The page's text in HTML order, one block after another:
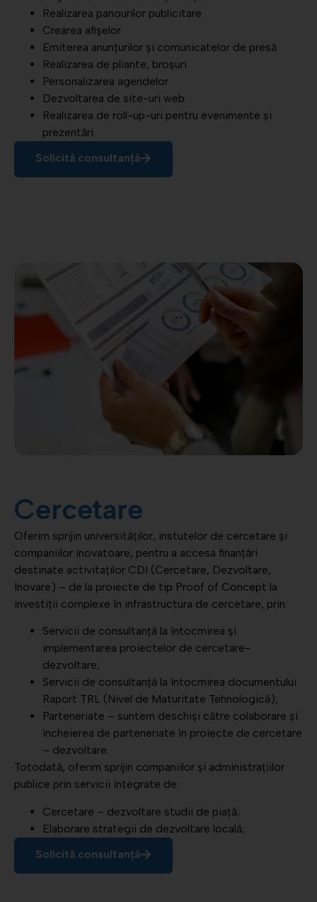
Realizarea panourilor publicitare
Crearea afișelor
Emiterea anunțurilor și comunicatelor de presă
Realizarea de pliante, broșuri
Personalizarea agendelor
Dezvoltarea de site-uri web
Realizarea de roll-up-uri pentru evenimente și
prezentări.
Solicită consultanță
Cercetare
Oferim sprijin universităților, instutelor de cercetare și
companiilor inovatoare, pentru a accesa finanțări
destinate activitaților CDI (Cercetare, Dezvoltare,
Inovare) – de la proiecte de tip Proof of Concept la
investiții complexe în infrastructura de cercetare, prin:
Servicii de consultanță la întocmirea și
implementarea proiectelor de cercetare-
dezvoltare;
Servicii de consultanță la întocmirea documentului
Raport TRL (Nivel de Maturitate Tehnologică);
Parteneriate – suntem deschiși către colaborare și
încheierea de parteneriate în proiecte de cercetare
– dezvoltare.
Totodată, oferim sprijin companiilor și administrațiilor
publice prin servicii integrate de:
Cercetare – dezvoltare studii de piață;
Elaborare strategii de dezvoltare locală;
Solicită consultanță